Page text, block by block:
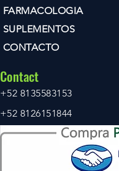
FARMACOLOGIA
SUPLEMENTOS
CONTACTO
Contact
+52 8135583153
+52 8126151844